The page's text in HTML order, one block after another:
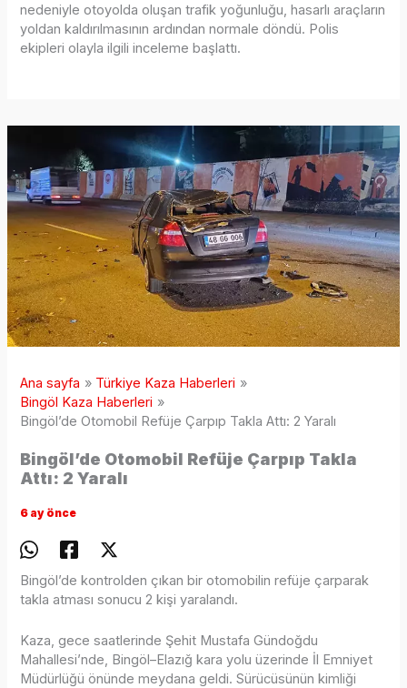
nedeniyle otoyolda oluşan trafik yoğunluğu, hasarlı araçların
yoldan kaldırılmasının ardından normale döndü. Polis
ekipleri olayla ilgili inceleme başlattı.
Ana sayfa
Türkiye Kaza Haberleri
Bingöl Kaza Haberleri
Bingöl’de Otomobil Refüje Çarpıp Takla Attı: 2 Yaralı
Bingöl’de Otomobil Refüje Çarpıp Takla
Attı: 2 Yaralı
6 ay önce
Bingöl’de kontrolden çıkan bir otomobilin refüje çarparak
takla atması sonucu 2 kişi yaralandı.
Kaza, gece saatlerinde Şehit Mustafa Gündoğdu
Mahallesi’nde, Bingöl–Elazığ kara yolu üzerinde İl Emniyet
Müdürlüğü önünde meydana geldi. Sürücüsünün kimliği